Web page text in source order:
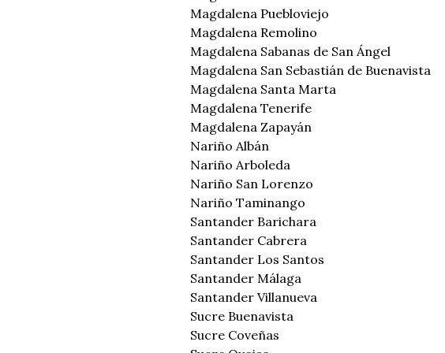
Magdalena Puebloviejo
Magdalena Remolino
Magdalena Sabanas de San Ángel
Magdalena San Sebastián de Buenavista
Magdalena Santa Marta
Magdalena Tenerife
Magdalena Zapayán
Nariño Albán
Nariño Arboleda
Nariño San Lorenzo
Nariño Taminango
Santander Barichara
Santander Cabrera
Santander Los Santos
Santander Málaga
Santander Villanueva
Sucre Buenavista
Sucre Coveñas